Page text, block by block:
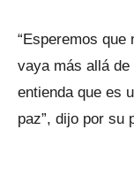
“Esperemos que
vaya más allá
entienda que es
paz”, dijo por su